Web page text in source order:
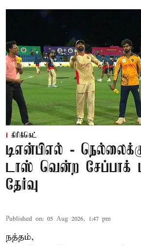
கிரிக்கெட்
டிஎன்பிஎல் -
டாஸ் வென்ற சேப்பாக்
தேர்வு
Published on: 05 Aug 2026, 1:47 pm
நத்தம்,